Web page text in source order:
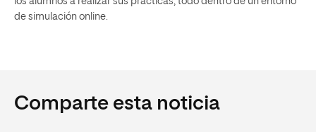
de simulación online.
Comparte esta noticia